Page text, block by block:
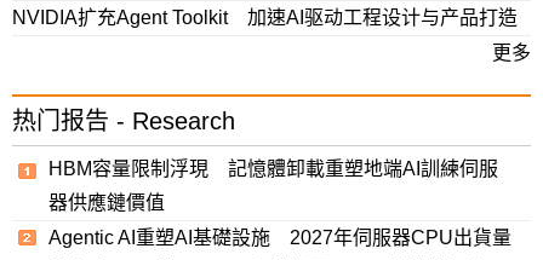
NVIDIA扩充Agent Toolkit 加速AI驱动工程设计与产品打造
更多
热门报告 - Research
HBM容量限制浮現 記憶體卸載重塑地端AI訓練伺服
器供應鏈價值
Agentic AI重塑AI基礎設施 2027年伺服器CPU出貨量